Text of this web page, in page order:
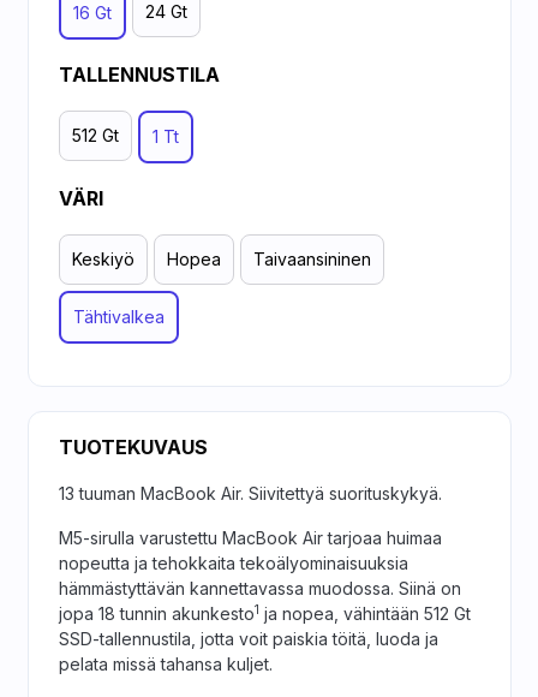
16 Gt 24 Gt
TALLENNUSTILA
512 Gt 1 Tt
VÄRI
Keskiyö Hopea Taivaan­sininen
Tähtivalkea
TUOTEKUVAUS
13 tuuman MacBook Air. Siivitettyä suorituskykyä.
M5-sirulla varustettu MacBook Air tarjoaa huimaa
nopeutta ja tehokkaita tekoälyominaisuuksia
hämmästyttävän kannettavassa muodossa. Siinä on
jopa 18 tunnin akunkesto1 ja nopea, vähintään 512 Gt
SSD-tallennustila, jotta voit paiskia töitä, luoda ja
pelata missä tahansa kuljet.